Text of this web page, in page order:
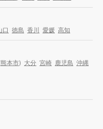
口 徳島 香川 愛媛 高知
熊本市) 大分 宮崎 鹿児島 沖縄